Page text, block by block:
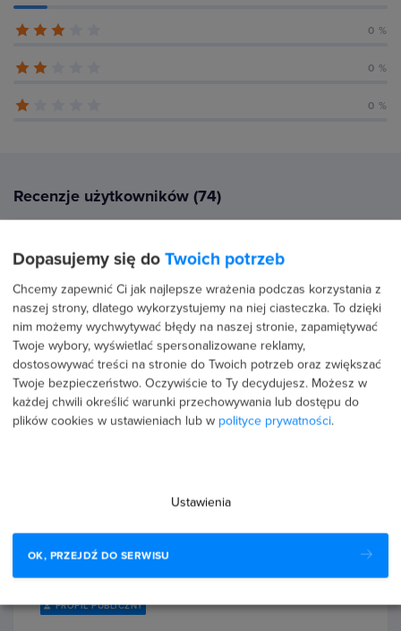
0 %
0 %
0 %
Recenzje użytkowników (74)
21 kwietnia 2026 Potwierdzona transakcja
Dawid Mielnik
PROFIL PUBLICZNY
5.0
Kurs PowerShell to dobry punkt wyjścia dla każdego, kto
chce zgłębić potężne możliwości skryptowania i
automatyzacji w systemach Windows. Kurs przeprowadza
Paweł Staszewski
PROFIL PUBLICZNY
Dopasujemy się do Twoich potrzeb
Chcemy zapewnić Ci jak najlepsze wrażenia podczas korzystania z
naszej strony, dlatego wykorzystujemy na niej ciasteczka. To dzięki
nim możemy wychwytywać błędy na naszej stronie, zapamiętywać
Twoje wybory, wyświetlać spersonalizowane reklamy,
dostosowywać treści na stronie do Twoich potrzeb oraz zwiększać
Twoje bezpieczeństwo. Oczywiście to Ty decydujesz. Możesz w
każdej chwili określić warunki przechowywania lub dostępu do
plików cookies w ustawieniach lub w polityce prywatności.
Ustawienia
OK, PRZEJDŹ DO SERWISU